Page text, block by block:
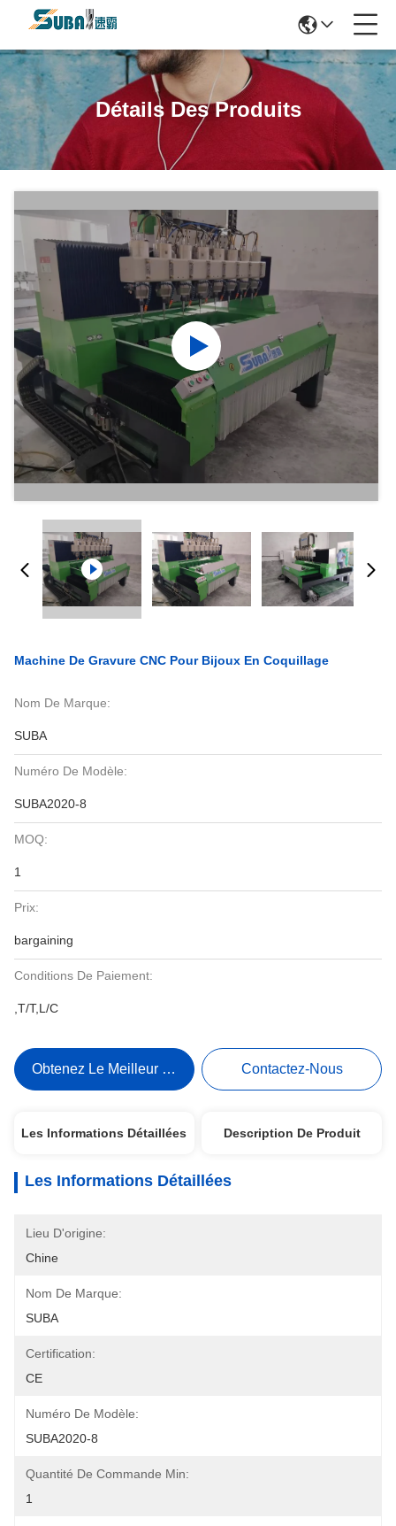
Détails Des Produits
Machine De Gravure CNC Pour Bijoux En Coquillage
Nom De Marque:
SUBA
Numéro De Modèle:
SUBA2020-8
MOQ:
1
Prix:
bargaining
Conditions De Paiement:
,T/T,L/C
Obtenez Le Meilleur Prix Contactez-Nous
Les Informations Détaillées Description De Produit
Les Informations Détaillées
Lieu D'origine:
Chine
Nom De Marque:
SUBA
Certification:
CE
Numéro De Modèle:
SUBA2020-8
Quantité De Commande Min:
1